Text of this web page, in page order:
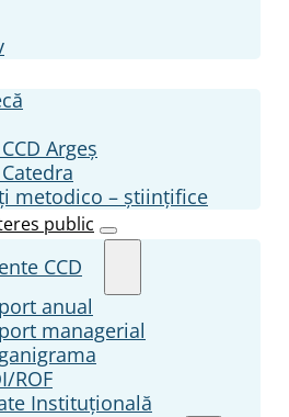
Argeş
metodico – științifice
public
CCD
anual
managerial
ROF
Instituțională